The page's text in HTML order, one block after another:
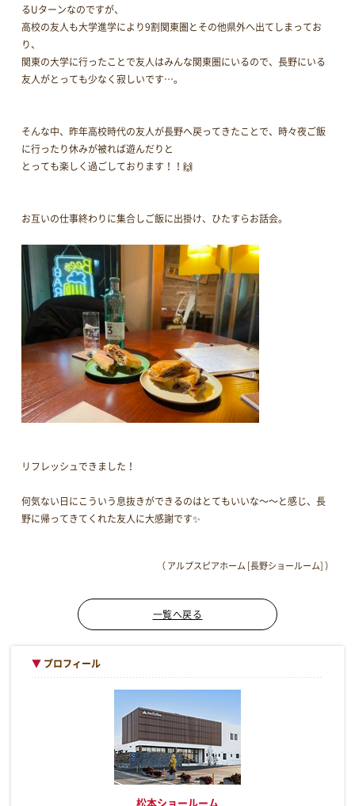
るUターンなのですが、
高校の友人も大学進学により9割関東圏とその他県外へ出てしまってお
り、
関東の大学に行ったことで友人はみんな関東圏にいるので、長野にいる
友人がとっても少なく寂しいです…。
そんな中、昨年高校時代の友人が長野へ戻ってきたことで、時々夜ご飯
に行ったり休みが被れば遊んだりと
とっても楽しく過ごしております！！🙌
お互いの仕事終わりに集合しご飯に出掛け、ひたすらお話会。
リフレッシュできました！
何気ない日にこういう息抜きができるのはとてもいいな～～と感じ、長
野に帰ってきてくれた友人に大感謝です✨
（ アルプスピアホーム [長野ショールーム] ）
一覧へ戻る
▼ プロフィール
松本ショールーム